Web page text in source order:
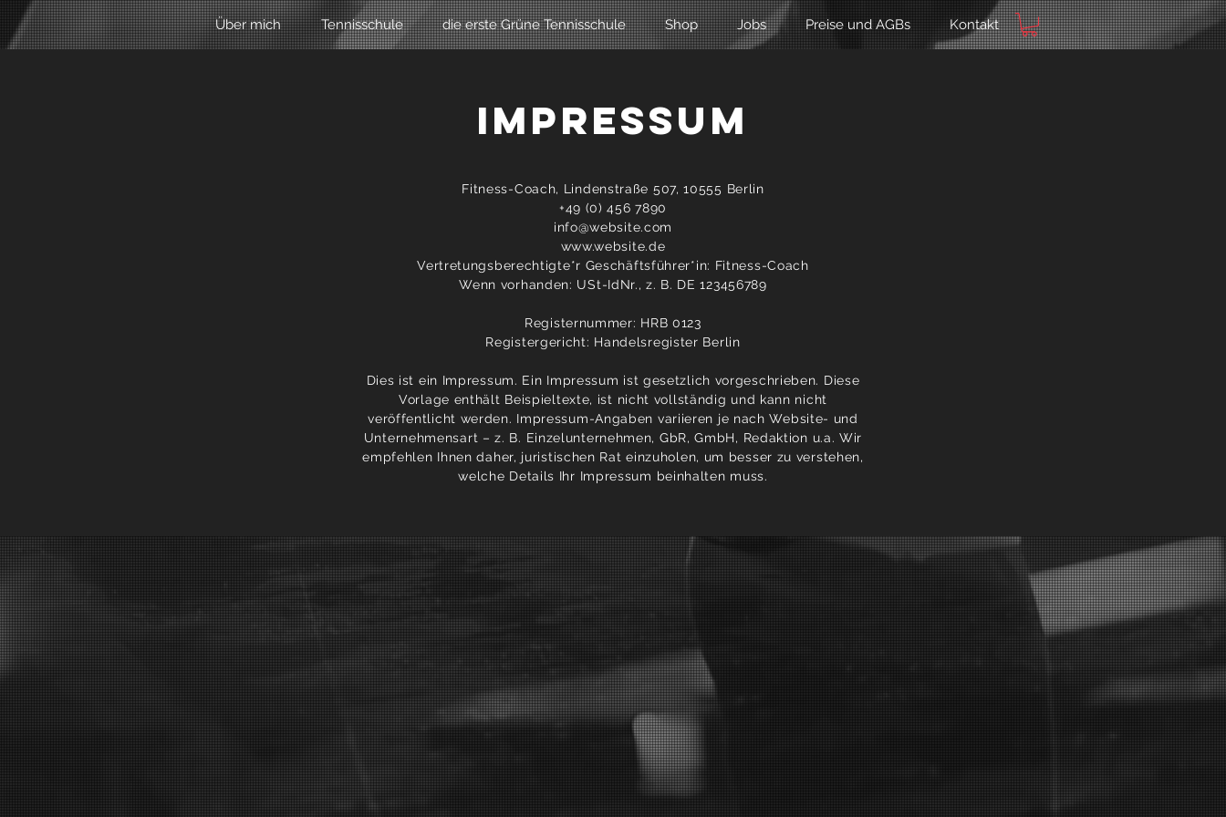
Über mich Tennisschule die erste Grüne Tennisschule Shop Jobs Preise und AGBs Kontakt
IMPRESSUM
Fitness-Coach, Lindenstraße 507, 10555 Berlin
+49 (0) 456 7890
info@website.com
www.website.de
Vertretungsberechtigte*r Geschäftsführer*in: Fitness-Coach
Wenn vorhanden: USt-IdNr., z. B. DE 123456789
Registernummer: HRB 0123
Registergericht: Handelsregister Berlin
Dies ist ein Impressum. Ein Impressum ist gesetzlich vorgeschrieben. Diese
Vorlage enthält Beispieltexte, ist nicht vollständig und kann nicht
veröffentlicht werden. Impressum-Angaben variieren je nach Website- und
Unternehmensart – z. B. Einzelunternehmen, GbR, GmbH, Redaktion u.a. Wir
empfehlen Ihnen daher, juristischen Rat einzuholen, um besser zu verstehen,
welche Details Ihr Impressum beinhalten muss.